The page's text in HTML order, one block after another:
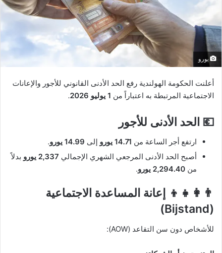
يورو
أعلنت الحكومة الهولندية رفع الحد الأدنى القانوني للأجور والإعانات
الاجتماعية المرتبطة به اعتباراً من 1 يوليو 2026 .
💶 الحد الأدنى للأجور
ارتفع أجر الساعة من 14.71 يورو إلى 14.99 يورو
.
أصبح الحد الأدنى المرجعي الشهري الإجمالي 2,337 يورو
بدلاً
من 2,294.40 يورو .
👨‍👩‍👧‍👦 إعانة المساعدة الاجتماعية
(Bijstand)
للأشخاص دون سن التقاعد (AOW):